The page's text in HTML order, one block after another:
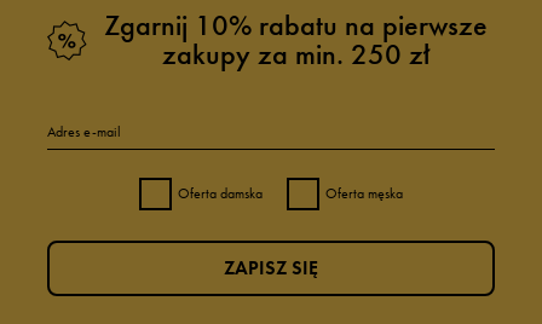
Zgarnij 10% rabatu na pierwsze
zakupy za min. 250 zł
Adres e-mail
Oferta damska Oferta męska
ZAPISZ SIĘ